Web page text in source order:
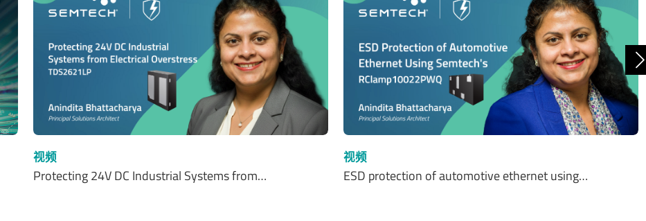
视频
Protecting 24V DC Industrial Systems from…
视频
ESD protection of automotive ethernet using…